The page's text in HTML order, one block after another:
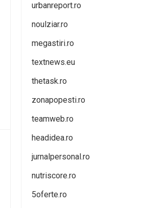
urbanreport.ro
noulziar.ro
megastiri.ro
textnews.eu
thetask.ro
zonapopesti.ro
teamweb.ro
headidea.ro
jurnalpersonal.ro
nutriscore.ro
5oferte.ro